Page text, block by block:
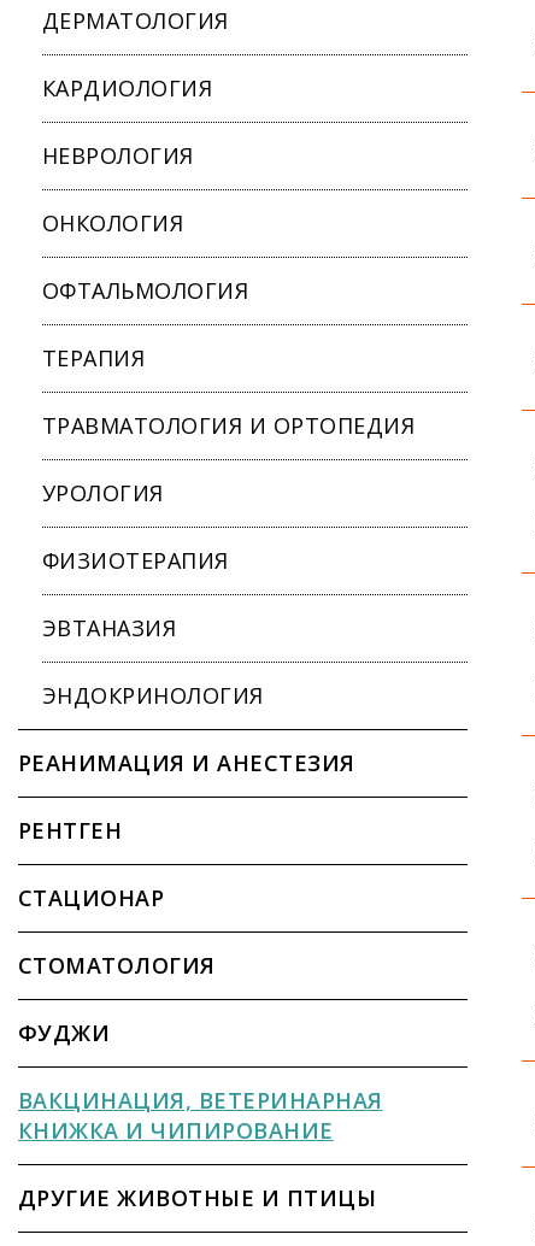
ДЕРМАТОЛОГИЯ
КАРДИОЛОГИЯ
НЕВРОЛОГИЯ
ОНКОЛОГИЯ
ОФТАЛЬМОЛОГИЯ
ТЕРАПИЯ
ТРАВМАТОЛОГИЯ И ОРТОПЕДИЯ
УРОЛОГИЯ
ФИЗИОТЕРАПИЯ
ЭВТАНАЗИЯ
ЭНДОКРИНОЛОГИЯ
РЕАНИМАЦИЯ И АНЕСТЕЗИЯ
РЕНТГЕН
СТАЦИОНАР
СТОМАТОЛОГИЯ
ФУДЖИ
ВАКЦИНАЦИЯ, ВЕТЕРИНАРНАЯ
КНИЖКА И ЧИПИРОВАНИЕ
ДРУГИЕ ЖИВОТНЫЕ И ПТИЦЫ